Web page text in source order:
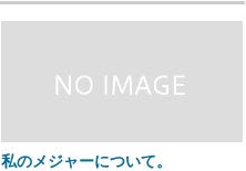
私のメジャーについて。